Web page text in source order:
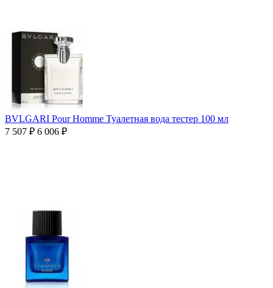
BVLGARI Pour Homme Туалетная вода тестер 100 мл
7 507 ₽ 6 006 ₽